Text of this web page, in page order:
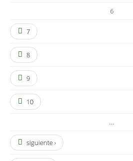
6
7
8
9
10
…
siguiente ›